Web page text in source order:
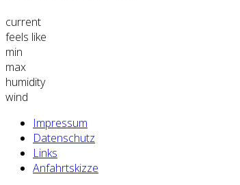
current
feels like
min
max
humidity
wind
Impressum
Datenschutz
Links
Anfahrtskizze